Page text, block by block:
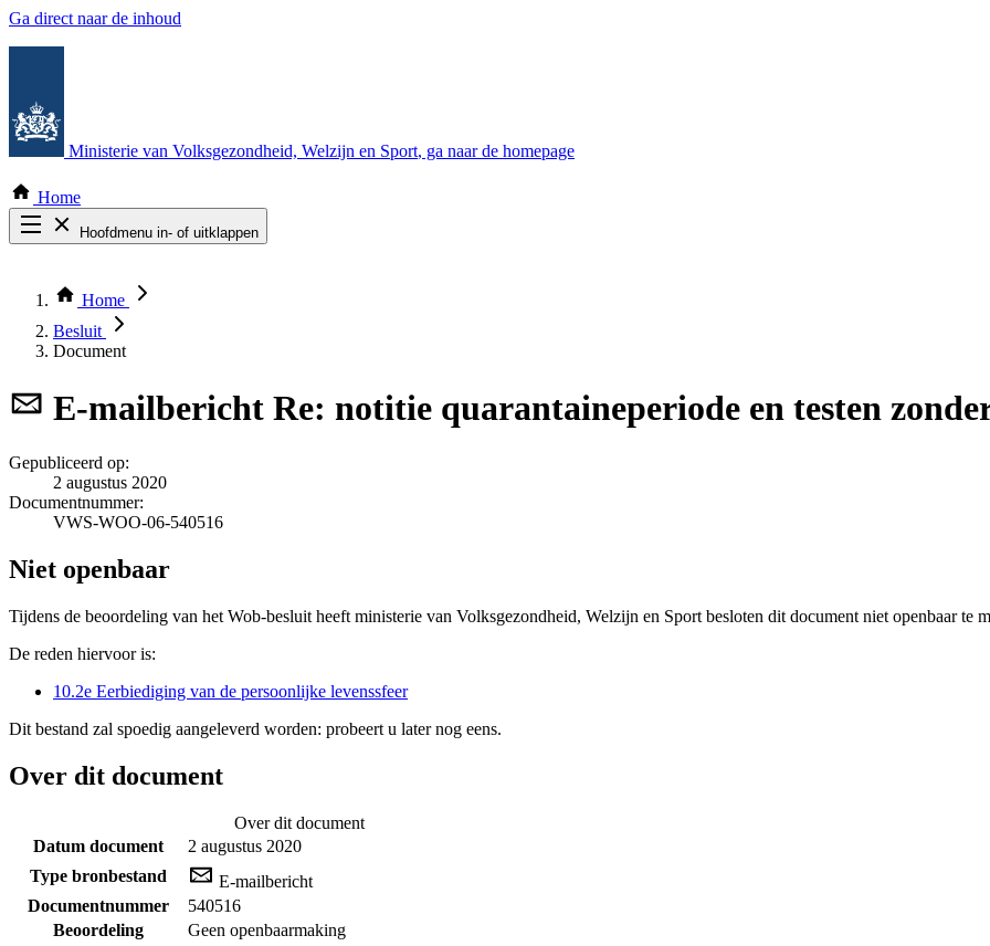
Ga direct naar de inhoud
Ministerie van Volksgezondheid, Welzijn en Sport, ga naar de homepage
Home
Hoofdmenu in- of uitklappen
Thema COVID-19
Bekijk per bestuursorgaan
Home
Besluit
Document
E-mailbericht Re: notitie quarantaineperiode en testen
Gepubliceerd op:
2 augustus 2020
Documentnummer:
VWS-WOO-06-540516
Niet openbaar
Tijdens de beoordeling van het Wob-besluit heeft ministerie van Volksgezondheid, Welzijn en Sport besloten dit document niet openbaar te
De reden hiervoor is:
10.2e Eerbiediging van de persoonlijke levenssfeer
Dit bestand zal spoedig aangeleverd worden: probeert u later nog eens.
Over dit document
Over dit document
Datum document
2 augustus 2020
Type bronbestand
E-mailbericht
Documentnummer
540516
Beoordeling
Geen openbaarmaking